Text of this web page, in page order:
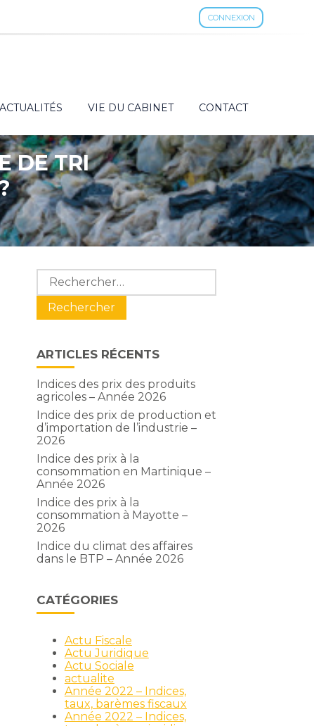
CONNEXION
ACTUALITÉS VIE DU CABINET CONTACT
DE TRI
Blog
sidebar
Rechercher :
ARTICLES RÉCENTS
Indices des prix des produits
agricoles – Année 2026
Indice des prix de production et
d’importation de l’industrie –
2026
Indice des prix à la
consommation en Martinique –
Année 2026
Indice des prix à la
consommation à Mayotte –
2026
Indice du climat des affaires
dans le BTP – Année 2026
CATÉGORIES
Actu Fiscale
Actu Juridique
Actu Sociale
actualite
Année 2022 – Indices,
taux, barèmes fiscaux
Année 2022 – Indices,